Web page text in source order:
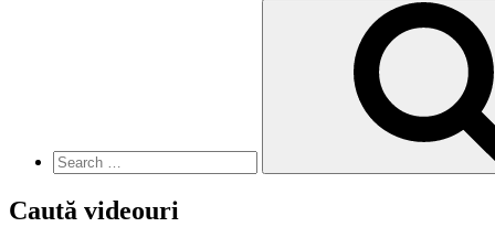
Caută videouri